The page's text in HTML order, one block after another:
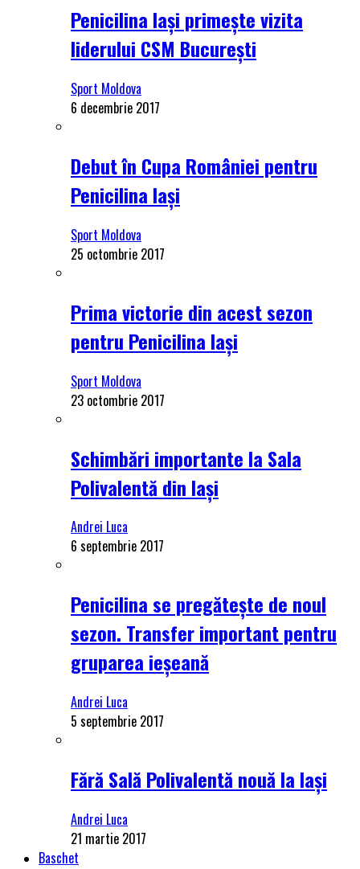
Penicilina Iași primește vizita
liderului CSM București
Sport Moldova
6 decembrie 2017
Debut în Cupa României pentru
Penicilina Iași
Sport Moldova
25 octombrie 2017
Prima victorie din acest sezon
pentru Penicilina Iași
Sport Moldova
23 octombrie 2017
Schimbări importante la Sala
Polivalentă din Iași
Andrei Luca
6 septembrie 2017
Penicilina se pregătește de noul
sezon. Transfer important pentru
gruparea ieșeană
Andrei Luca
5 septembrie 2017
Fără Sală Polivalentă nouă la Iași
Andrei Luca
21 martie 2017
Baschet